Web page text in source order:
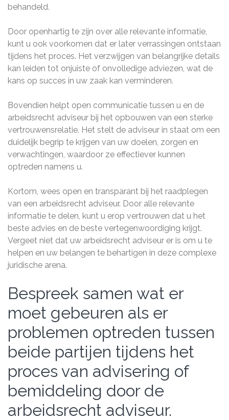
behandeld.
Door openhartig te zijn over alle relevante informatie,
kunt u ook voorkomen dat er later verrassingen ontstaan
tijdens het proces. Het verzwijgen van belangrijke details
kan leiden tot onjuiste of onvolledige adviezen, wat de
kans op succes in uw zaak kan verminderen.
Bovendien helpt open communicatie tussen u en de
arbeidsrecht adviseur bij het opbouwen van een sterke
vertrouwensrelatie. Het stelt de adviseur in staat om een
duidelijk begrip te krijgen van uw doelen, zorgen en
verwachtingen, waardoor ze effectiever kunnen
optreden namens u.
Kortom, wees open en transparant bij het raadplegen
van een arbeidsrecht adviseur. Door alle relevante
informatie te delen, kunt u erop vertrouwen dat u het
beste advies en de beste vertegenwoordiging krijgt.
Vergeet niet dat uw arbeidsrecht adviseur er is om u te
helpen en uw belangen te behartigen in deze complexe
juridische arena.
Bespreek samen wat er
moet gebeuren als er
problemen optreden tussen
beide partijen tijdens het
proces van advisering of
bemiddeling door de
arbeidsrecht adviseur.